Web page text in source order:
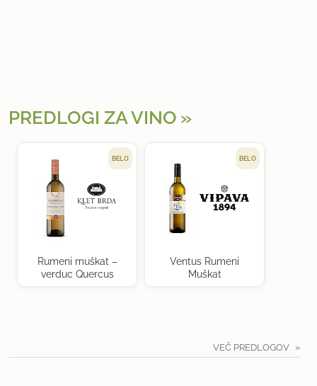
PREDLOGI ZA VINO
BELO
Rumeni muškat –
verduc Quercus
BELO
Ventus Rumeni
Muškat
VEČ PREDLOGOV